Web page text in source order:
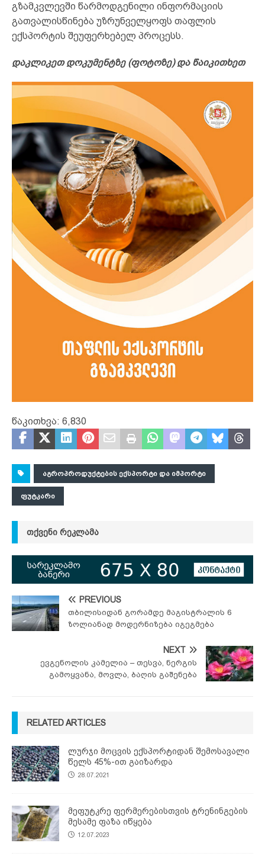
გზამკვლევში წარმოდგენილი ინფორმაციის
გათვალისწინება უზრუნველყოფს თაფლის
ექსპორტის შეუფერხებელ პროცესს.
დაკლიკეთ დოკუმენტზე (ფოტოზე) და წაიკითხეთ
წაკითხვა: 6,830
ᲐᲒᲠᲝᲞᲠᲝᲓᲣᲥᲢᲔᲑᲘᲡ ᲔᲥᲡᲞᲝᲠᲢᲘ ᲓᲐ ᲘᲛᲞᲝᲠᲢᲘ
ᲤᲣᲢᲙᲐᲠᲘ
ᲗᲥᲕᲔᲜᲘ ᲠᲔᲙᲚᲐᲛᲐ
PREVIOUS
თბილისიდან გორამდე მაგისტრალის 6
ზოლიანად მოდერნიზება იგეგმება
NEXT
ევგენოლის კამელია – თესვა, ნერგის
გამოყვანა, მოვლა, ბაღის გაშენება
RELATED ARTICLES
ლურჯი მოცვის ექსპორტიდან შემოსავალი
წელს 45%-ით გაიზარდა
28.07.2021
მეფუტკრე ფერმერებისთვის ტრენინგების
მესამე ფაზა იწყება
12.07.2023